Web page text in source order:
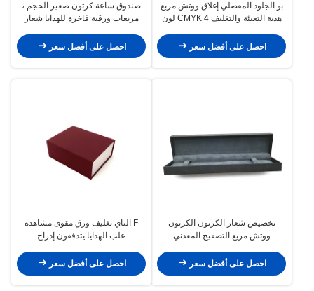
بو الجلود المفصلي إغلاق ووتش مربع
هدية التعبئة والتغليف CMYK 4 لون
احصل على أفضل سعر
صندوق ساعة كرتون صغير الحجم ،
مربعات ورقية فاخرة للهدايا شعار
احصل على أفضل سعر
تخصيص شعار الكرتون الكرتون
ووتش مربع التصفيح المعدني
احصل على أفضل سعر
F الناي تغليف ورق مقوى مشاهدة
علب الهدايا يتدفقون إدراج
احصل على أفضل سعر